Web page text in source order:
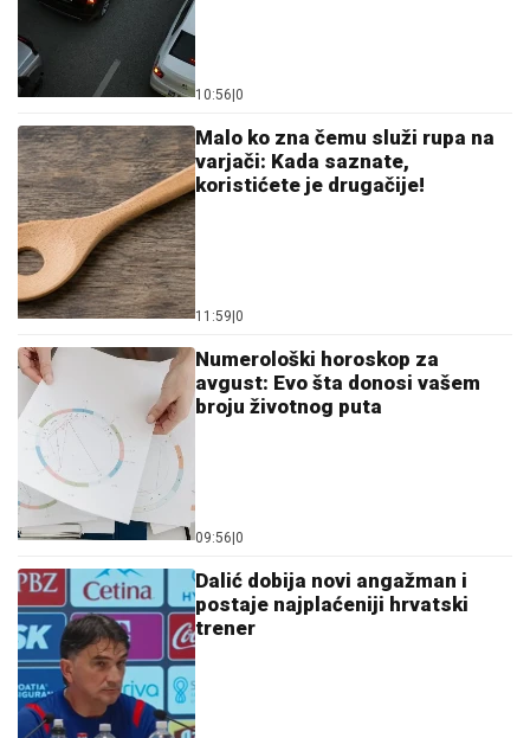
10:56 0
Malo ko zna čemu služi rupa na
varjači: Kada saznate,
koristićete je drugačije!
11:59 0
Numerološki horoskop za
avgust: Evo šta donosi vašem
broju životnog puta
09:56 0
Dalić dobija novi angažman i
postaje najplaćeniji hrvatski
trener